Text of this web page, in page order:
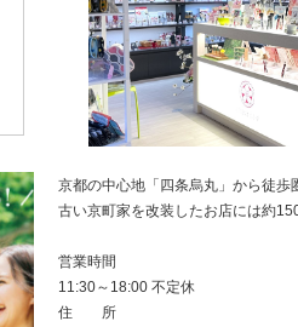
京都の中心地「四条烏丸」から徒歩
古い京町家を改装したお店には約
営業時間
11:30～18:00 不定休
住 所